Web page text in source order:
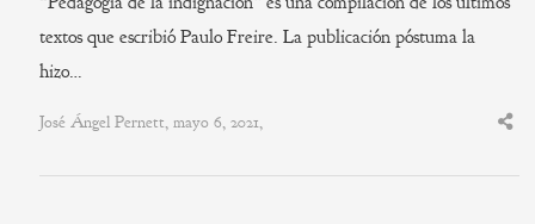
textos que escribió Paulo Freire. La publicación póstuma la
hizo…
José Ángel Pernett, mayo 6, 2021,